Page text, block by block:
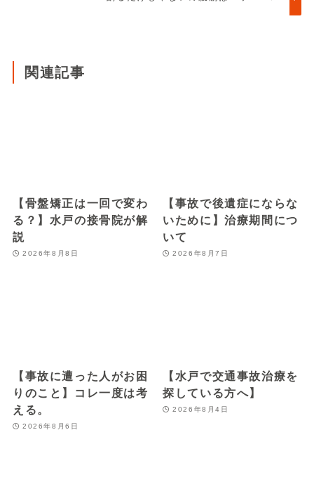
関連記事
【骨盤矯正は一回で変わ
る？】水戸の接骨院が解
説
2026年8月8日
【事故で後遺症にならな
いために】治療期間につ
いて
2026年8月7日
【事故に遭った人がお困
りのこと】コレ一度は考
える。
2026年8月6日
【水戸で交通事故治療を
探している方へ】
2026年8月4日